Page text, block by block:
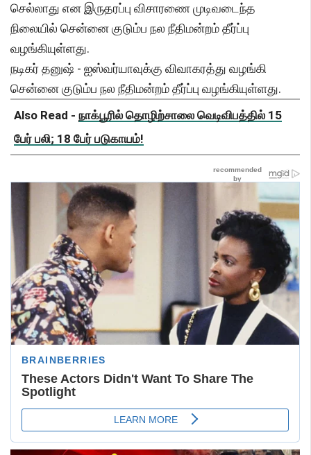
செல்லாது என இருதரப்பு விசாரணை முடிவடைந்த
நிலையில் சென்னை குடும்ப நல நீதிமன்றம் தீர்ப்பு
வழங்கியுள்ளது.
நடிகர் தனுஷ் - ஐஸ்வர்யாவுக்கு விவாகரத்து வழங்கி
சென்னை குடும்ப நல நீதிமன்றம் தீர்ப்பு வழங்கியுள்ளது.
Also Read - நாக்பூரில் தொழிற்சாலை வெடிவிபத்தில் 15
பேர் பலி; 18 பேர் படுகாயம்!